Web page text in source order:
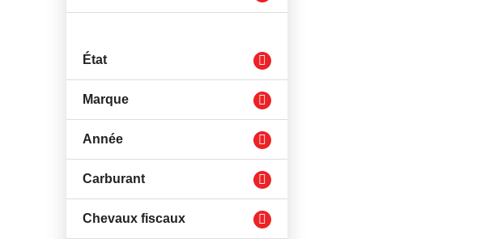
État
Marque
Année
Carburant
Chevaux fiscaux